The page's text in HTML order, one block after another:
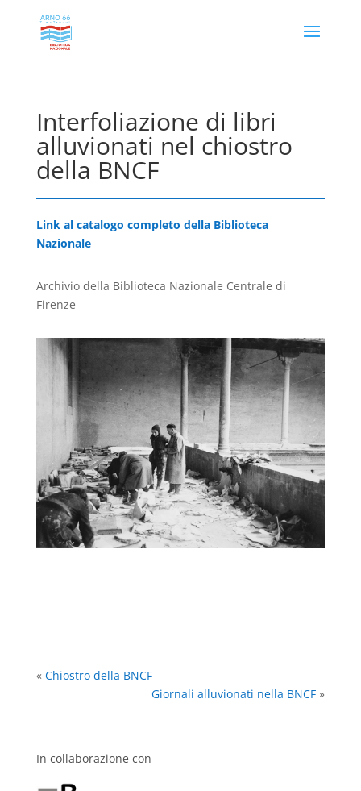
Interfoliazione di libri
alluvionati nel chiostro
della BNCF
Link al catalogo completo della Biblioteca
Nazionale
Archivio della Biblioteca Nazionale Centrale di
Firenze
« Chiostro della BNCF
Giornali alluvionati nella BNCF »
In collaborazione con